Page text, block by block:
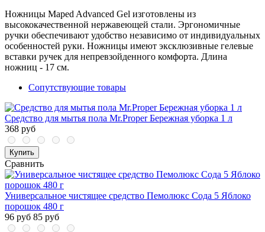
Ножницы Maped Advanced Gel изготовлены из
высококачественной нержавеющей стали. Эргономичные
ручки обеспечивают удобство независимо от индивидуальных
особенностей руки. Ножницы имеют эксклюзивные гелевые
вставки ручек для непревзойденного комфорта. Длина
ножниц - 17 см.
Сопутствующие товары
Средство для мытья пола Mr.Proper Бережная уборка 1 л
368 руб
Купить
Сравнить
Универсальное чистящее средство Пемолюкс Сода 5 Яблоко
порошок 480 г
96 руб 85 руб